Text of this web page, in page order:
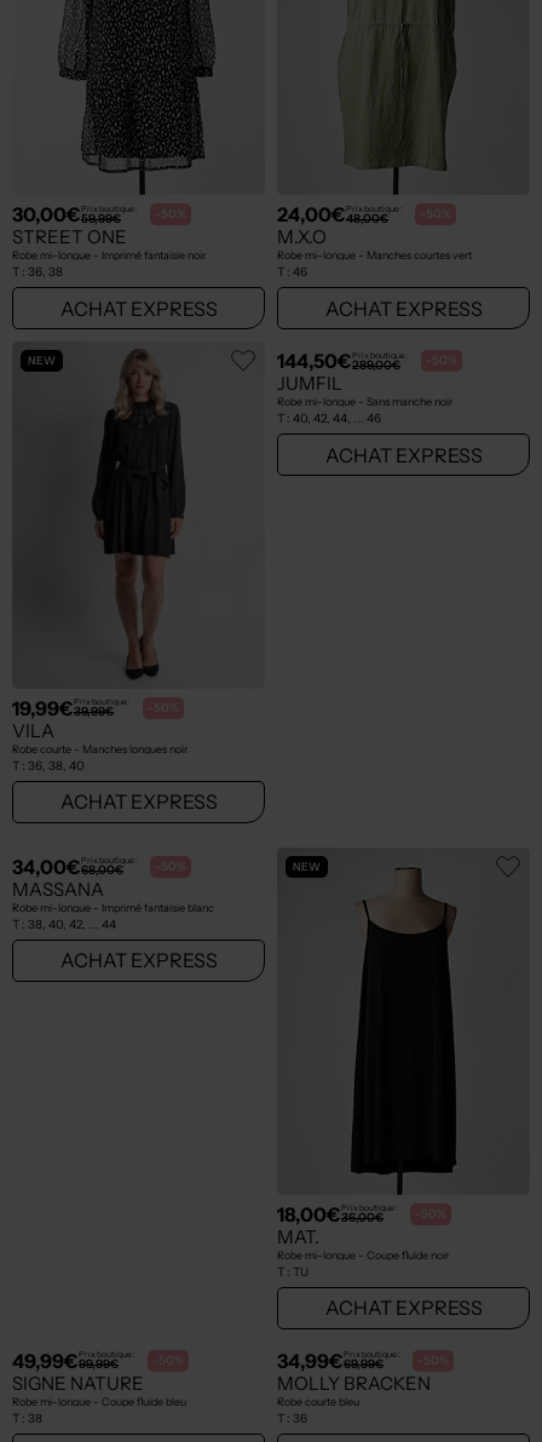
30,00€Prix boutique :
59,99€ -50%
STREET ONE
Robe mi-longue - Imprimé fantaisie noir
T : 36, 38
ACHAT EXPRESS
24,00€Prix boutique :
48,00€ -50%
M.X.O
Robe mi-longue - Manches courtes vert
T : 46
ACHAT EXPRESS
NEW
19,99€Prix boutique :
39,99€ -50%
VILA
Robe courte - Manches longues noir
T : 36, 38, 40
ACHAT EXPRESS
NEW
NEW NEW
18,00€Prix boutique :
36,00€ -50%
MAT.
Robe mi-longue - Coupe fluide noir
T : TU
ACHAT EXPRESS
NEW NEW